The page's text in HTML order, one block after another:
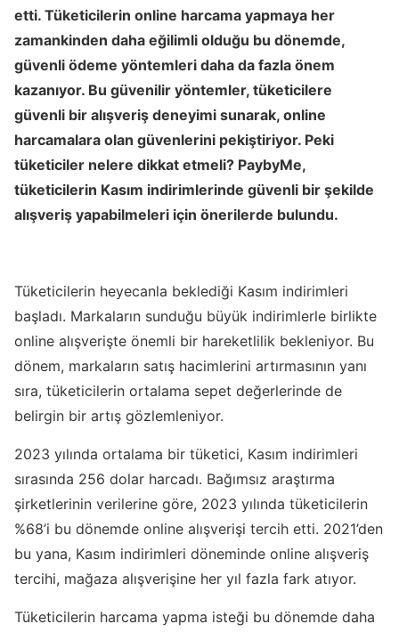
etti. Tüketicilerin online harcama yapmaya her
zamankinden daha eğilimli olduğu bu dönemde,
güvenli ödeme yöntemleri daha da fazla önem
kazanıyor. Bu güvenilir yöntemler, tüketicilere
güvenli bir alışveriş deneyimi sunarak, online
harcamalara olan güvenlerini pekiştiriyor. Peki
tüketiciler nelere dikkat etmeli? PaybyMe,
tüketicilerin Kasım indirimlerinde güvenli bir şekilde
alışveriş yapabilmeleri için önerilerde bulundu.
Tüketicilerin heyecanla beklediği Kasım indirimleri
başladı. Markaların sunduğu büyük indirimlerle birlikte
online alışverişte önemli bir hareketlilik bekleniyor. Bu
dönem, markaların satış hacimlerini artırmasının yanı
sıra, tüketicilerin ortalama sepet değerlerinde de
belirgin bir artış gözlemleniyor.
2023 yılında ortalama bir tüketici, Kasım indirimleri
sırasında 256 dolar harcadı. Bağımsız araştırma
şirketlerinin verilerine göre, 2023 yılında tüketicilerin
%68’i bu dönemde online alışverişi tercih etti. 2021’den
bu yana, Kasım indirimleri döneminde online alışveriş
tercihi, mağaza alışverişine her yıl fazla fark atıyor.
Tüketicilerin harcama yapma isteği bu dönemde daha